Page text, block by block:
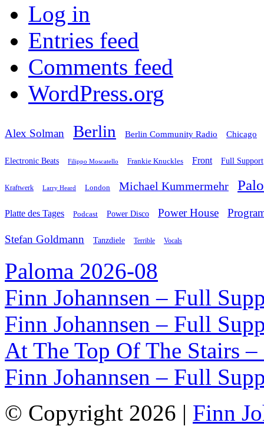
Log in
Entries feed
Comments feed
WordPress.org
Alex Solman Berlin Berlin Community Radio Chicago
Electronic Beats Filippo Moscatello Frankie Knuckles Front Full Support
Kraftwerk Larry Heard London Michael Kummermehr
Platte des Tages Podcast Power Disco Power House
Stefan Goldmann Tanzdiele Terrible Vocals
Paloma 2026-08
Finn Johannsen – Full
Finn Johannsen – Full
At The Top Of The Stairs
Finn Johannsen – Full
© Copyright 2026 | Finn